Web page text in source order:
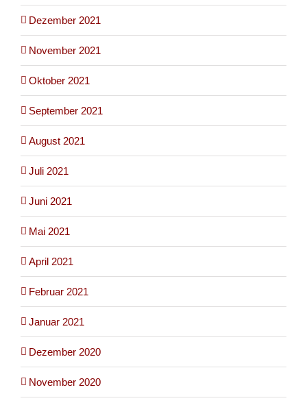
Dezember 2021
November 2021
Oktober 2021
September 2021
August 2021
Juli 2021
Juni 2021
Mai 2021
April 2021
Februar 2021
Januar 2021
Dezember 2020
November 2020